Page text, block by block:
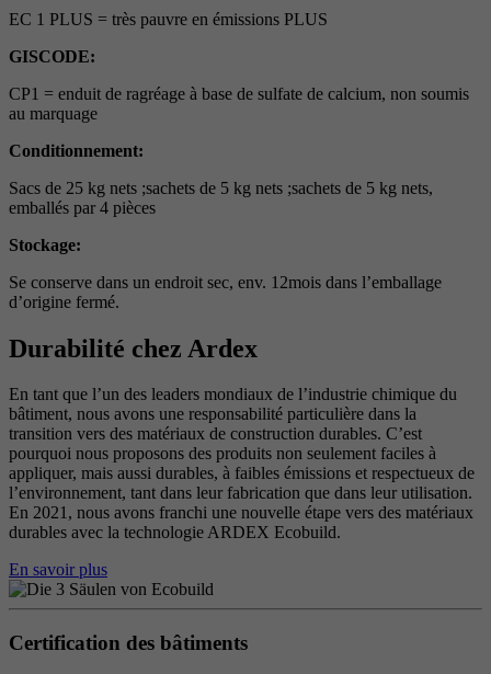
EC 1 PLUS = très pauvre en émissions PLUS
GISCODE:
CP1 = enduit de ragréage à base de sulfate de calcium, non soumis
au marquage
Conditionnement:
Sacs de 25 kg nets ;sachets de 5 kg nets ;sachets de 5 kg nets,
emballés par 4 pièces
Stockage:
Se conserve dans un endroit sec, env. 12mois dans l’emballage
d’origine fermé.
Durabilité chez Ardex
En tant que l’un des leaders mondiaux de l’industrie chimique du
bâtiment, nous avons une responsabilité particulière dans la
transition vers des matériaux de construction durables. C’est
pourquoi nous proposons des produits non seulement faciles à
appliquer, mais aussi durables, à faibles émissions et respectueux de
l’environnement, tant dans leur fabrication que dans leur utilisation.
En 2021, nous avons franchi une nouvelle étape vers des matériaux
durables avec la technologie ARDEX Ecobuild.
En savoir plus
Certification des bâtiments